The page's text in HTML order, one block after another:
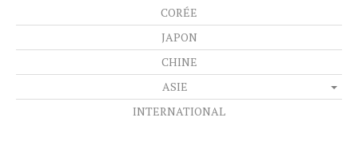
CORÉE
JAPON
CHINE
ASIE
INTERNATIONAL